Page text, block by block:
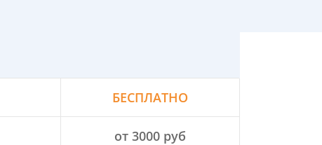
БЕСПЛАТНО
от 3000 руб